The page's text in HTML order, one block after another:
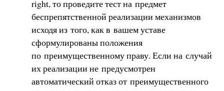
right, то проведите тест на предмет
беспрепятственной реализации механизмов
исходя из того, как в вашем уставе
сформулированы положения
по преимущественному праву. Если на случай
их реализации не предусмотрен
автоматический отказ от преимущественного